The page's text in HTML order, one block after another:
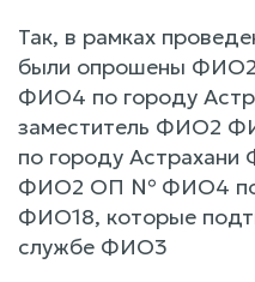
Так, в рамках
были опрошены
ФИО4 по городу
заместитель
по городу Астрахани
ФИО2 ОП № ФИО4 по
ФИО18, которые
службе ФИО3